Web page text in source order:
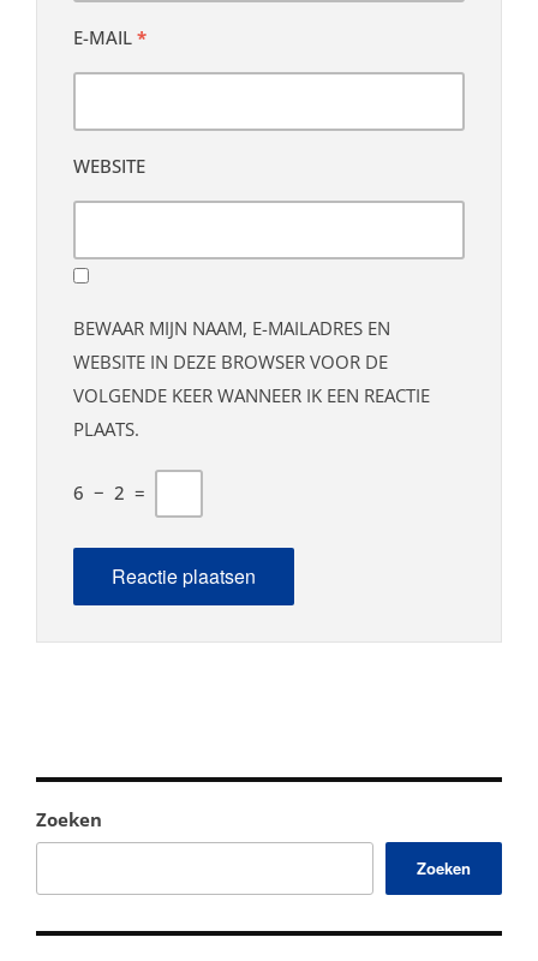
Zoeken
Zoeken
E-MAIL *
WEBSITE
BEWAAR MIJN NAAM, E-MAILADRES EN
WEBSITE IN DEZE BROWSER VOOR DE
VOLGENDE KEER WANNEER IK EEN REACTIE
PLAATS.
6 − 2 =